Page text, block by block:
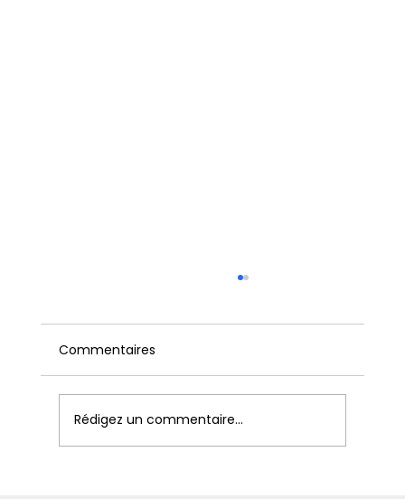
Commentaires
Rédigez un commentaire...